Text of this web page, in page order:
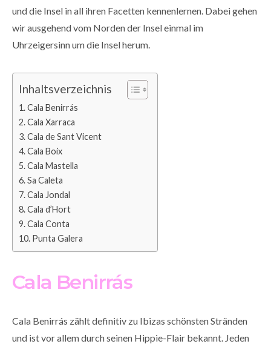
und die Insel in all ihren Facetten kennenlernen. Dabei gehen
wir ausgehend vom Norden der Insel einmal im
Uhrzeigersinn um die Insel herum.
Inhaltsverzeichnis
Cala Benirrás
Cala Xarraca
Cala de Sant Vicent
Cala Boix
Cala Mastella
Sa Caleta
Cala Jondal
Cala d’Hort
Cala Conta
Punta Galera
Cala Benirrás
Cala Benirrás zählt definitiv zu Ibizas schönsten Stränden
und ist vor allem durch seinen Hippie-Flair bekannt. Jeden